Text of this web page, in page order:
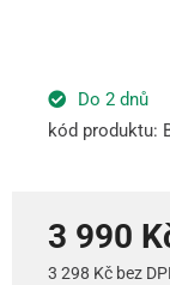
Do 2 dnů
kód produktu:
3 990
3 298 Kč bez